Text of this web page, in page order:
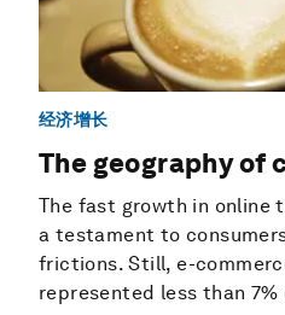
经济增长
The geography of
The fast growth in online
a testament to
frictions. Still, e-
represented less than